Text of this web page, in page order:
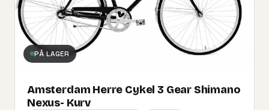
PÅ LAGER
Amsterdam Herre Cykel 3 Gear Shimano
Nexus- Kurv